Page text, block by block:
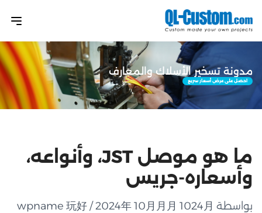
مدونة تسخير الأسلاك والمعارف
احصل على عرض أسعار سريع
ما هو موصل JST، وأنواعه،
وأسعاره-جريس
بواسطة wpname 玩好 / 2024年 10月月月 1024月